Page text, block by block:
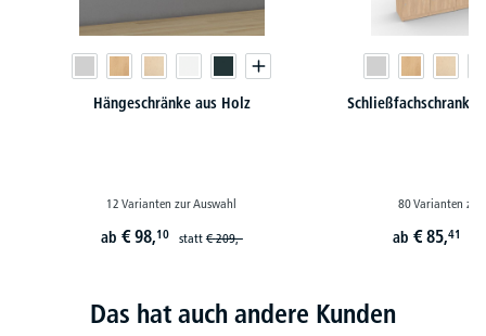
Hängeschränke aus Holz
12 Varianten zur Auswahl
ab € 98,10 statt€ 209,-
Schließfachschrank-
80 Varianten zur
ab € 85,41
Das hat auch andere Kunden